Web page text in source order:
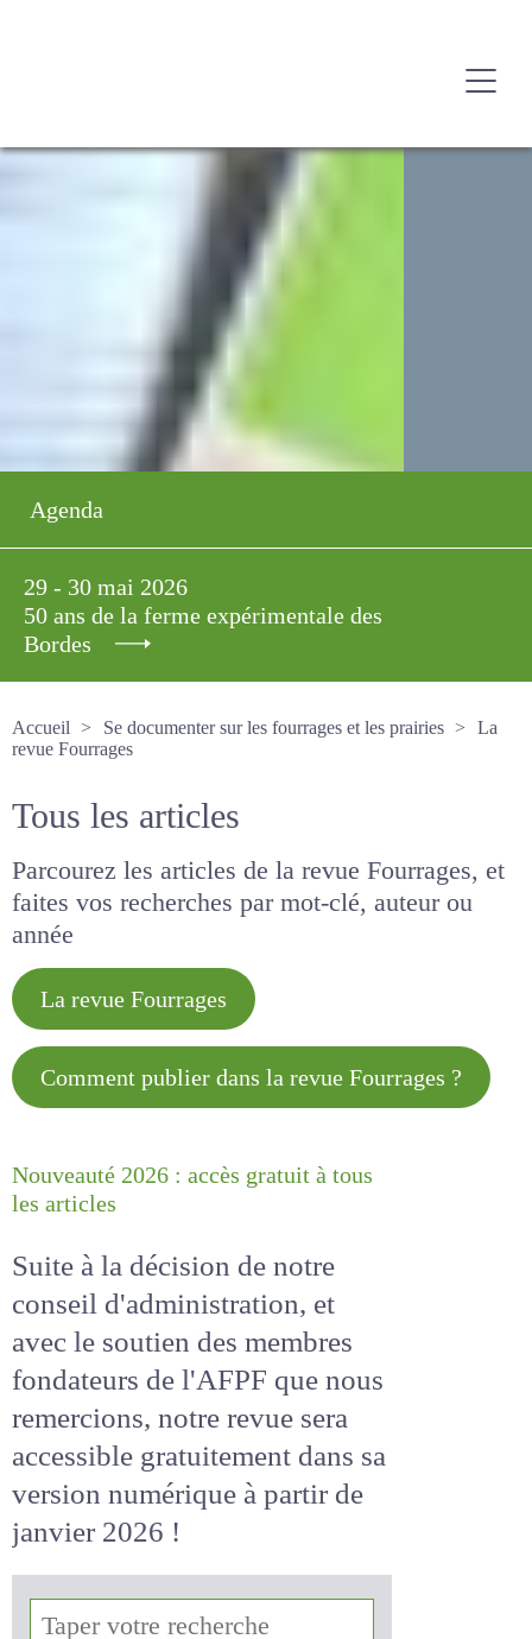
Agenda
29 - 30 mai 2026
50 ans de la ferme expérimentale des
Bordes
Accueil
Se documenter sur les fourrages et les prairies
La revue Fourrages
Tous les articles
Parcourez les articles de la revue Fourrages, et
faites vos recherches par mot-clé, auteur ou
année
La revue Fourrages
Comment publier dans la revue
Nouveauté 2026 : accès gratuit à
Suite à la décision de notre
conseil d'administration, et
avec le soutien des membres
fondateurs de l'AFPF que nous
remercions, notre revue sera
accessiblegratuitementdans
sa version numérique
de janvier 2026 !